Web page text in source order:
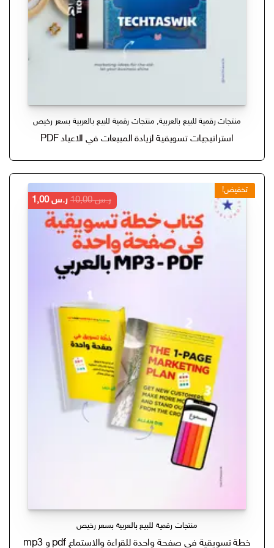
منتجات رقمية للبيع بالعربية, منتجات رقمية للبيع بالعربية بسعر رخيص
استراتيجيات تسويقية لزيادة المبيعات في الاعياد PDF
تخفيض!
منتجات رقمية للبيع بالعربية بسعر رخيص
خطة تسويقية في صفحة واحدة للقراءة والاستماع pdf و mp3
ر.س10,00
السعر
الأصلي
هو:
ر.س1,00